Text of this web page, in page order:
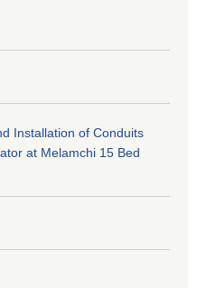
Installation of Conduits
at Melamchi 15 Bed